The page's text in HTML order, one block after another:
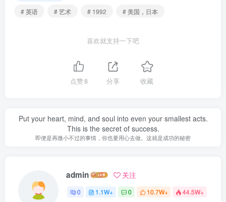
# 英语
# 艺术 # 1992 # 美国，日本
喜欢就支持一下吧
点赞8 分享 收藏
Put your heart, mind, and soul into even your smallest acts.
This is the secret of success.
即便是再微小不过的事情，你也要用心去做。这就是成功的秘密
admin 关注
0 1.1W+ 0 10.7W+ 44.5W+